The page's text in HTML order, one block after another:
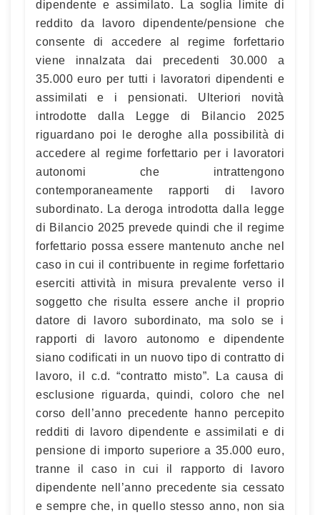
dipendente e assimilato. La soglia limite di
reddito da lavoro dipendente/pensione che
consente di accedere al regime forfettario
viene innalzata dai precedenti 30.000 a
35.000 euro per tutti i lavoratori dipendenti e
assimilati e i pensionati. Ulteriori novità
introdotte dalla Legge di Bilancio 2025
riguardano poi le deroghe alla possibilità di
accedere al regime forfettario per i lavoratori
autonomi che intrattengono
contemporaneamente rapporti di lavoro
subordinato. La deroga introdotta dalla legge
di Bilancio 2025 prevede quindi che il regime
forfettario possa essere mantenuto anche nel
caso in cui il contribuente in regime forfettario
eserciti attività in misura prevalente verso il
soggetto che risulta essere anche il proprio
datore di lavoro subordinato, ma solo se i
rapporti di lavoro autonomo e dipendente
siano codificati in un nuovo tipo di contratto di
lavoro, il c.d. “contratto misto”. La causa di
esclusione riguarda, quindi, coloro che nel
corso dell’anno precedente hanno percepito
redditi di lavoro dipendente e assimilati e di
pensione di importo superiore a 35.000 euro,
tranne il caso in cui il rapporto di lavoro
dipendente nell’anno precedente sia cessato
e sempre che, in quello stesso anno, non sia